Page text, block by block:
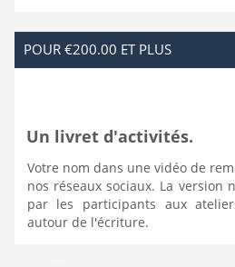
POUR €200.00 ET PLUS
Un livret d'activités.
Votre nom dans une vidéo de
nos réseaux sociaux. La
par les participants aux
autour de l'écriture.